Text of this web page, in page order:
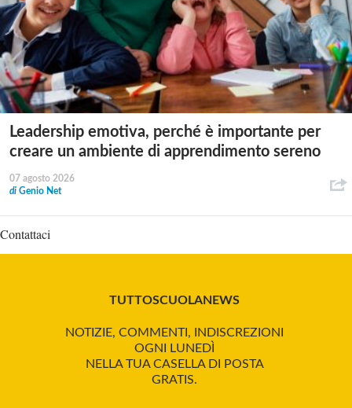
Leadership emotiva, perché è importante per
creare un ambiente di apprendimento sereno
07 agosto 2026
di Genio Net
Contattaci
TUTTOSCUOLANEWS
NOTIZIE, COMMENTI, INDISCREZIONI
OGNI LUNEDÌ
NELLA TUA CASELLA DI POSTA
GRATIS.